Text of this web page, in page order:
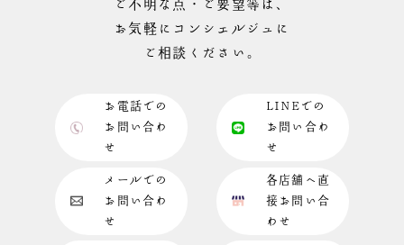
ご不明な点・ご要望等は、
お気軽にコンシェルジュに
ご相談ください。
お電話での
お問い合わ
せ
LINEでの
お問い合わ
せ
メールでの
お問い合わ
せ
各店舗へ直
接お問い合
わせ